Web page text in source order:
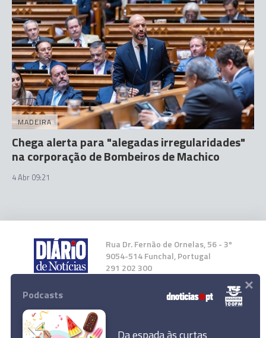
MADEIRA
Chega alerta para "alegadas irregularidades"
na corporação de Bombeiros de Machico
4 Abr 09:21
Rua Dr. Fernão de Ornelas, 56 - 3º
9054-514 Funchal, Portugal
291 202 300
Instale a nossa App
Podcasts
Da espada às curtas
×